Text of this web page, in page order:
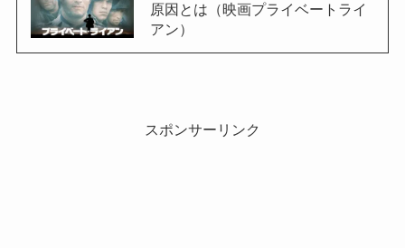
原因とは（映画プライベートライ
アン）
スポンサーリンク